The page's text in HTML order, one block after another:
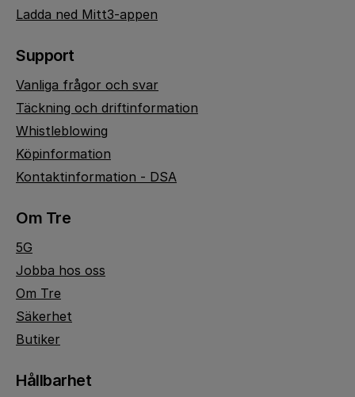
Ladda ned Mitt3-appen
Support
Vanliga frågor och svar
Täckning och driftinformation
Whistleblowing
Köpinformation
Kontaktinformation - DSA
Om Tre
5G
Jobba hos oss
Om Tre
Säkerhet
Butiker
Hållbarhet